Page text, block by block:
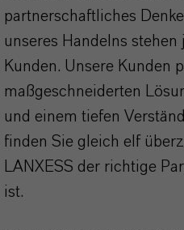
partnerschaftliches
unseres Handelns stehen
Kunden. Unsere Kunden
maßgeschneiderten
und einem tiefen
finden Sie gleich elf
LANXESS der richtige
ist.